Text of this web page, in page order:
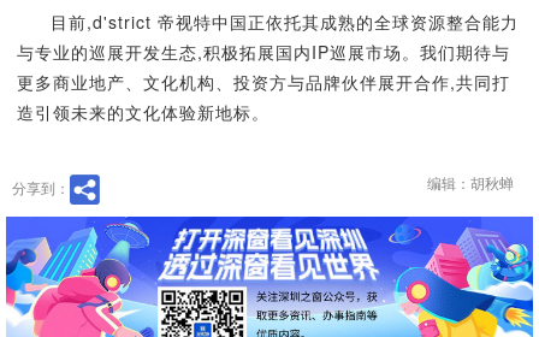
目前,d'strict 帝视特中国正依托其成熟的全球资源整合能力
与专业的巡展开发生态,积极拓展国内IP巡展市场。我们期待与
更多商业地产、文化机构、投资方与品牌伙伴展开合作,共同打
造引领未来的文化体验新地标。
分享到： 编辑：胡秋蝉